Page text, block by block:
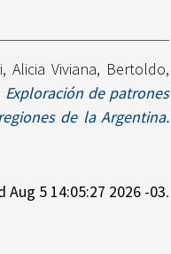
Alicia Viviana, Bertoldo,
Exploración de patrones
de la Argentina.
Aug 5 14:05:27 2026 -03.